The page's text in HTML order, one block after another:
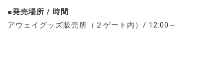
■発売場所 / 時間
アウェイグッズ販売所（２ゲート内）/ 12:00～